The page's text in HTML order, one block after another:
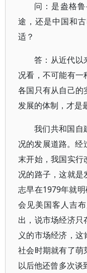
问：是盎格
途，还是中国和
适？
答：从近代以
况看，不可能有一
各国只有从自己的
发展的体制，才是
我们共和国自
况的发展道路。经
末开始，我国实行
况的路子，这就
志早在1979年就
会见美国客人吉
出，说市场经济
义的市场经济，
社会时期就有了萌
以后他还曾多次谈